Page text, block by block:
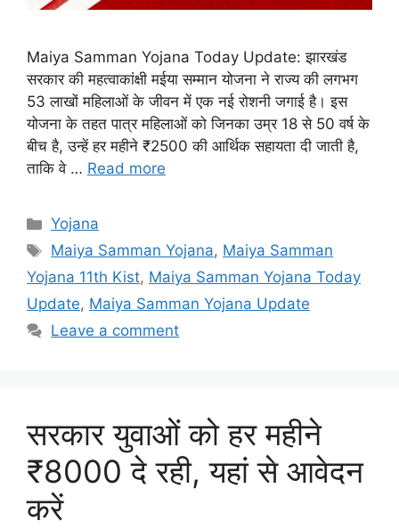
Maiya Samman Yojana Today Update: झारखंड
सरकार की महत्वाकांक्षी मईया सम्मान योजना ने राज्य की लगभग
53 लाखों महिलाओं के जीवन में एक नई रोशनी जगाई है। इस
योजना के तहत पात्र महिलाओं को जिनका उम्र 18 से 50 वर्ष के
बीच है, उन्हें हर महीने ₹2500 की आर्थिक सहायता दी जाती है,
ताकि वे … Read more
Categories
Yojana
Tags
Maiya Samman Yojana, Maiya Samman
Yojana 11th Kist, Maiya Samman Yojana Today
Update, Maiya Samman Yojana Update
Leave a comment
सरकार युवाओं को हर महीने
₹8000 दे रही, यहां से आवेदन
करें